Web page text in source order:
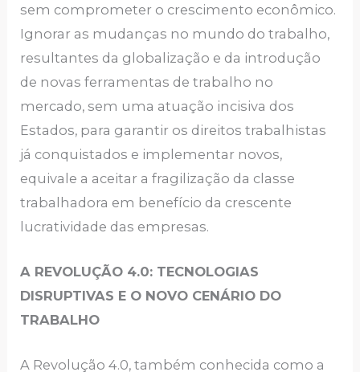
sem comprometer o crescimento econômico.
Ignorar as mudanças no mundo do trabalho,
resultantes da globalização e da introdução
de novas ferramentas de trabalho no
mercado, sem uma atuação incisiva dos
Estados, para garantir os direitos trabalhistas
já conquistados e implementar novos,
equivale a aceitar a fragilização da classe
trabalhadora em benefício da crescente
lucratividade das empresas.
A REVOLUÇÃO 4.0: TECNOLOGIAS
DISRUPTIVAS E O NOVO CENÁRIO DO
TRABALHO
A Revolução 4.0, também conhecida como a